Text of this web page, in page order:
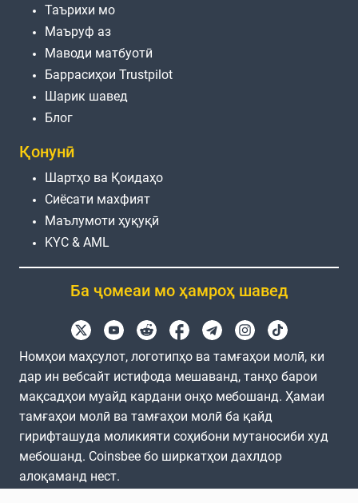
Таърихи мо
Маъруф аз
Маводи матбуотӣ
Баррасиҳои Trustpilot
Шарик шавед
Блог
Қонунӣ
Шартҳо ва Қоидаҳо
Сиёсати махфият
Маълумоти ҳуқуқӣ
KYC & AML
Ба ҷомеаи мо ҳамроҳ шавед
Номҳои маҳсулот, логотипҳо ва тамғаҳои молӣ, ки
дар ин вебсайт истифода мешаванд, танҳо барои
мақсадҳои муайд кардани онҳо мебошанд. Ҳамаи
тамғаҳои молӣ ва тамғаҳои молӣ ба қайд
гирифташуда моликияти соҳибони мутаносиби худ
мебошанд. Coinsbee бо ширкатҳои дахлдор
алоқаманд нест.